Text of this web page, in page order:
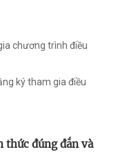
chương trình điều
ký tham gia điều
thức đúng đắn và